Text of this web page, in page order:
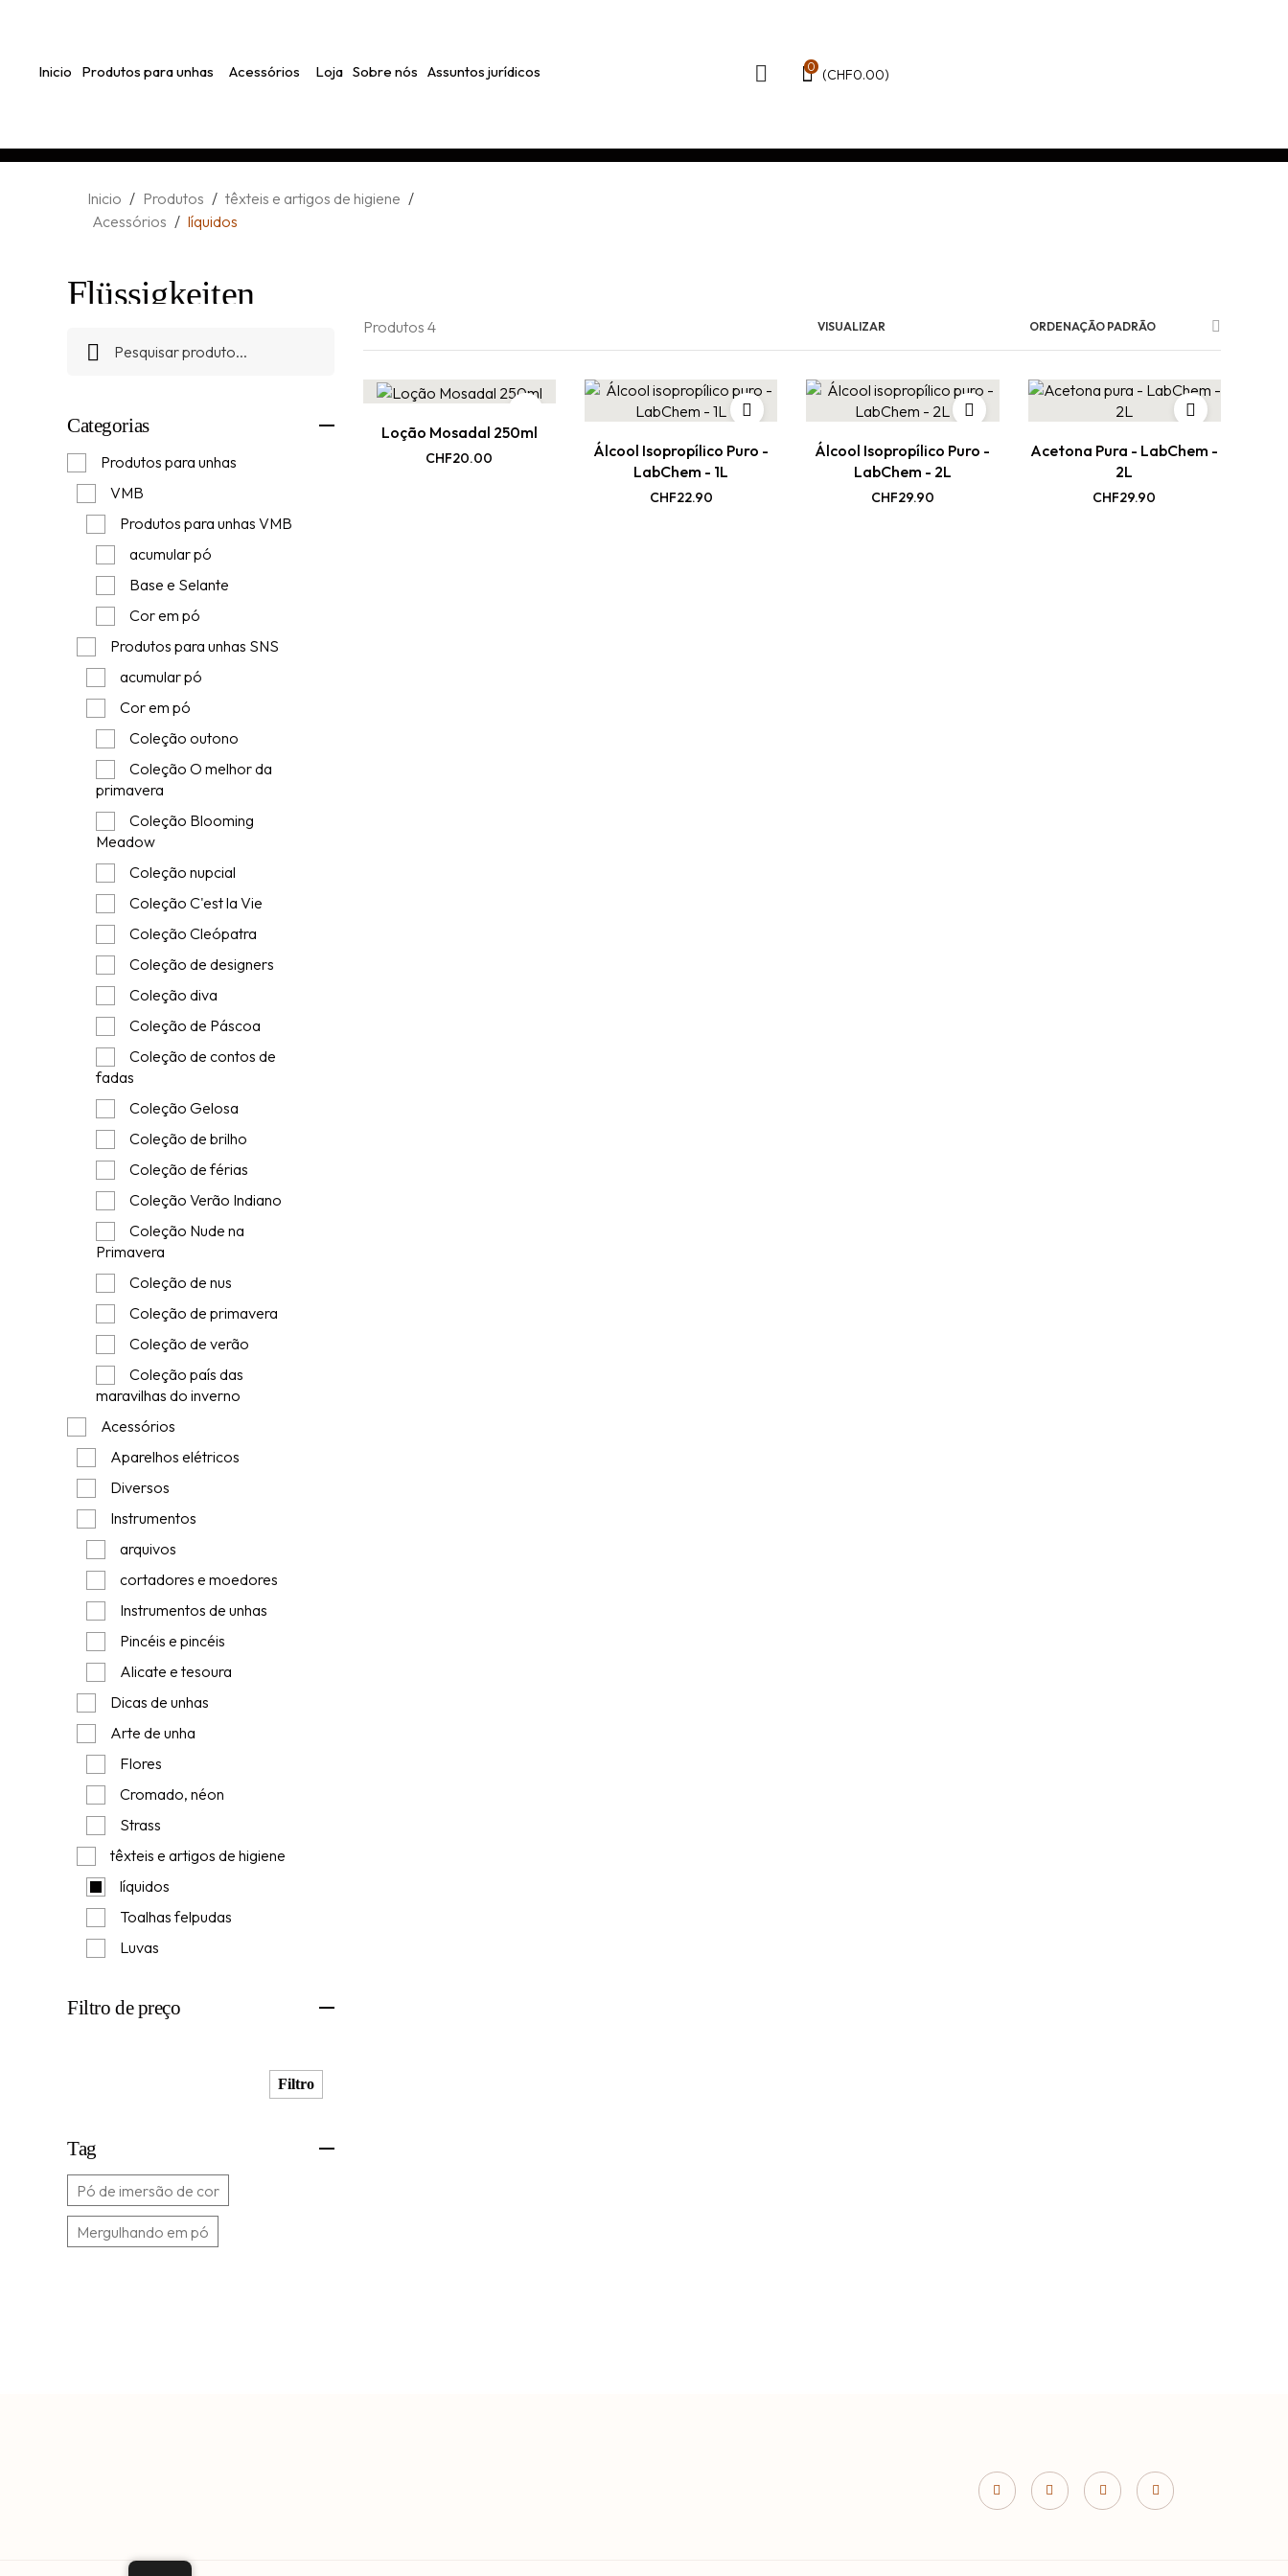
Inicio Produtos para unhas Acessórios Loja Sobre nós Assuntos jurídicos 0 (CHF0.00)
Inicio / Produtos / têxteis e artigos de higiene /
Acessórios / líquidos
Flüssigkeiten
Categorias
Produtos para unhas
VMB
Produtos para unhas VMB
acumular pó
Base e Selante
Cor em pó
Produtos para unhas SNS
acumular pó
Cor em pó
Coleção outono
Coleção O melhor da
primavera
Coleção Blooming
Meadow
Coleção nupcial
Coleção C'est la Vie
Coleção Cleópatra
Coleção de designers
Coleção diva
Coleção de Páscoa
Coleção de contos de
fadas
Coleção Gelosa
Coleção de brilho
Coleção de férias
Coleção Verão Indiano
Coleção Nude na
Primavera
Coleção de nus
Coleção de primavera
Coleção de verão
Coleção país das
maravilhas do inverno
Acessórios
Aparelhos elétricos
Diversos
Instrumentos
arquivos
cortadores e moedores
Instrumentos de unhas
Pincéis e pincéis
Alicate e tesoura
Dicas de unhas
Arte de unha
Flores
Cromado, néon
Strass
têxteis e artigos de higiene
líquidos
Toalhas felpudas
Luvas
Filtro de preço
Filtro
Tag
Pó de imersão de cor
Mergulhando em pó
Produtos 4 VISUALIZAR ORDENAÇÃO PADRÃO
Loção Mosadal 250ml
CHF20.00
Álcool Isopropílico Puro -
LabChem - 1L
CHF22.90
Álcool Isopropílico Puro -
LabChem - 2L
CHF29.90
Acetona Pura - LabChem -
2L
CHF29.90